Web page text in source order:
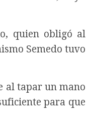
quien obligó al
Semedo tuvo
al tapar un mano
para que